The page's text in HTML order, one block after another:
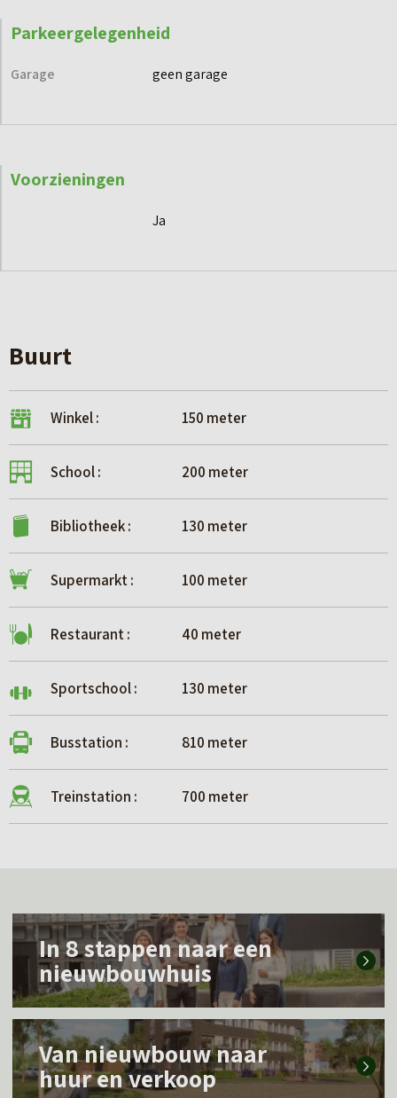
Parkeergelegenheid
Garage geen garage
Voorzieningen
Ja
Buurt
Winkel : 150 meter
School : 200 meter
Bibliotheek : 130 meter
Supermarkt : 100 meter
Restaurant : 40 meter
Sportschool : 130 meter
Busstation : 810 meter
Treinstation : 700 meter
L
s
m
e
In 8 stappen naar een
nieuwbouwhuis
L
e
Van nieuwbouw naar
huur en verkoop